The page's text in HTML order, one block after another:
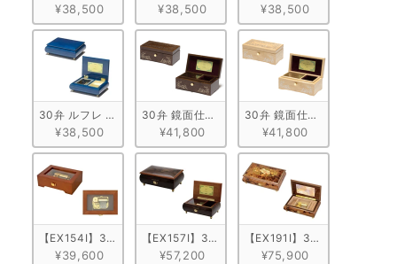
¥38,500 ¥38,500 ¥38,500
30弁 ルフレ メープル ブルー
¥38,500
30弁 鏡面仕上げ ウォールナット
¥41,800
30弁 鏡面仕上げ メープル
¥41,800
【EX154I】30弁 ORPHEUS オンラインショップ限定！天窓BOX
¥39,600
【EX157I】30弁 ORPHEUS 突板仕上げ　ブラウ
¥57,200
【EX191I】30弁 ORPHEUS
¥75,900